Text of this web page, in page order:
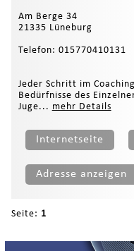
Am Berge 34
21335 Lüneburg
Telefon: 015770410131
Jeder Schritt im
Bedürfnisse des
Juge... mehr Details
Internetseite
Adresse anzeigen
Seite: 1